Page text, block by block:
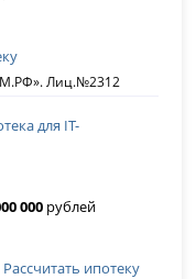
Лиц.№2312
для IT-
000 рублей
Рассчитать ипотеку